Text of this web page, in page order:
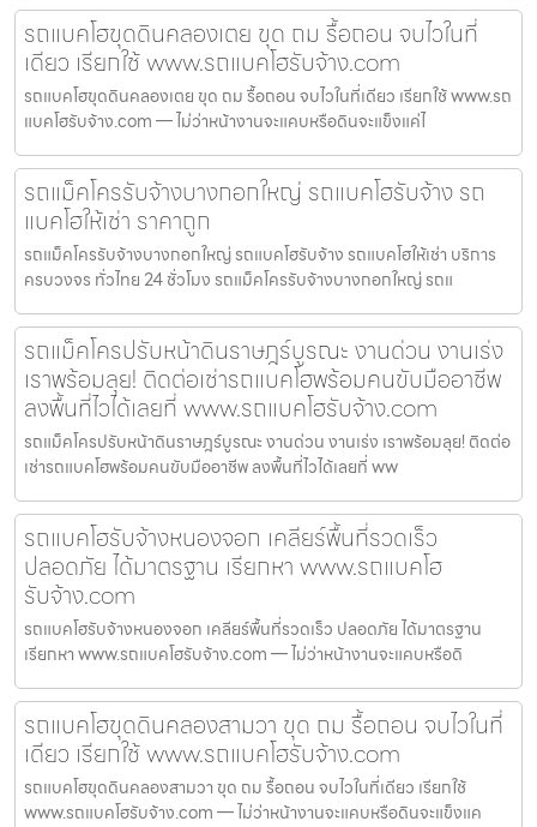
รถแบคโฮขุดดินคลองเตย ขุด ถม รื้อถอน จบไวในที่
เดียว เรียกใช้ www.รถแบคโฮรับจ้าง.com
รถแบคโฮขุดดินคลองเตย ขุด ถม รื้อถอน จบไวในที่เดียว เรียกใช้ www.รถ
แบคโฮรับจ้าง.com — ไม่ว่าหน้างานจะแคบหรือดินจะแข็งแค่ไ
รถแม็คโครรับจ้างบางกอกใหญ่ รถแบคโฮรับจ้าง รถ
แบคโฮให้เช่า ราคาถูก
รถแม็คโครรับจ้างบางกอกใหญ่ รถแบคโฮรับจ้าง รถแบคโฮให้เช่า บริการ
ครบวงจร ทั่วไทย 24 ชั่วโมง รถแม็คโครรับจ้างบางกอกใหญ่ รถแ
รถแม็คโครปรับหน้าดินราษฎร์บูรณะ งานด่วน งานเร่ง
เราพร้อมลุย! ติดต่อเช่ารถแบคโฮพร้อมคนขับมืออาชีพ
ลงพื้นที่ไวได้เลยที่ www.รถแบคโฮรับจ้าง.com
รถแม็คโครปรับหน้าดินราษฎร์บูรณะ งานด่วน งานเร่ง เราพร้อมลุย! ติดต่อ
เช่ารถแบคโฮพร้อมคนขับมืออาชีพ ลงพื้นที่ไวได้เลยที่ ww
รถแบคโฮรับจ้างหนองจอก เคลียร์พื้นที่รวดเร็ว
ปลอดภัย ได้มาตรฐาน เรียกหา www.รถแบคโฮ
รับจ้าง.com
รถแบคโฮรับจ้างหนองจอก เคลียร์พื้นที่รวดเร็ว ปลอดภัย ได้มาตรฐาน
เรียกหา www.รถแบคโฮรับจ้าง.com — ไม่ว่าหน้างานจะแคบหรือดิ
รถแบคโฮขุดดินคลองสามวา ขุด ถม รื้อถอน จบไวในที่
เดียว เรียกใช้ www.รถแบคโฮรับจ้าง.com
รถแบคโฮขุดดินคลองสามวา ขุด ถม รื้อถอน จบไวในที่เดียว เรียกใช้
www.รถแบคโฮรับจ้าง.com — ไม่ว่าหน้างานจะแคบหรือดินจะแข็งแค